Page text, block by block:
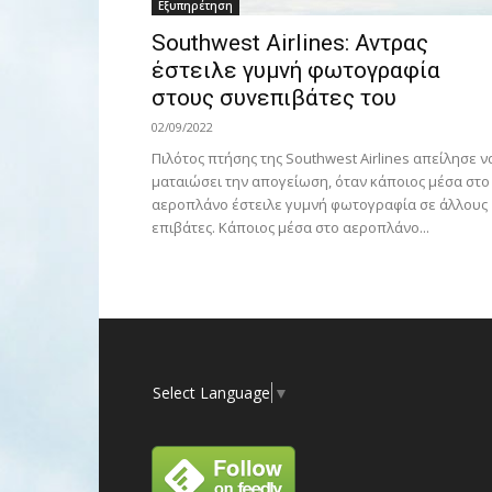
Εξυπηρέτηση
Southwest Airlines: Αντρας
έστειλε γυμνή φωτογραφία
στους συνεπιβάτες του
02/09/2022
Πιλότος πτήσης της Southwest Airlines απείλησε
ματαιώσει την απογείωση, όταν κάποιος μέσα στο
αεροπλάνο έστειλε γυμνή φωτογραφία σε άλλους
επιβάτες. Κάποιος μέσα στο αεροπλάνο...
Select Language ▼